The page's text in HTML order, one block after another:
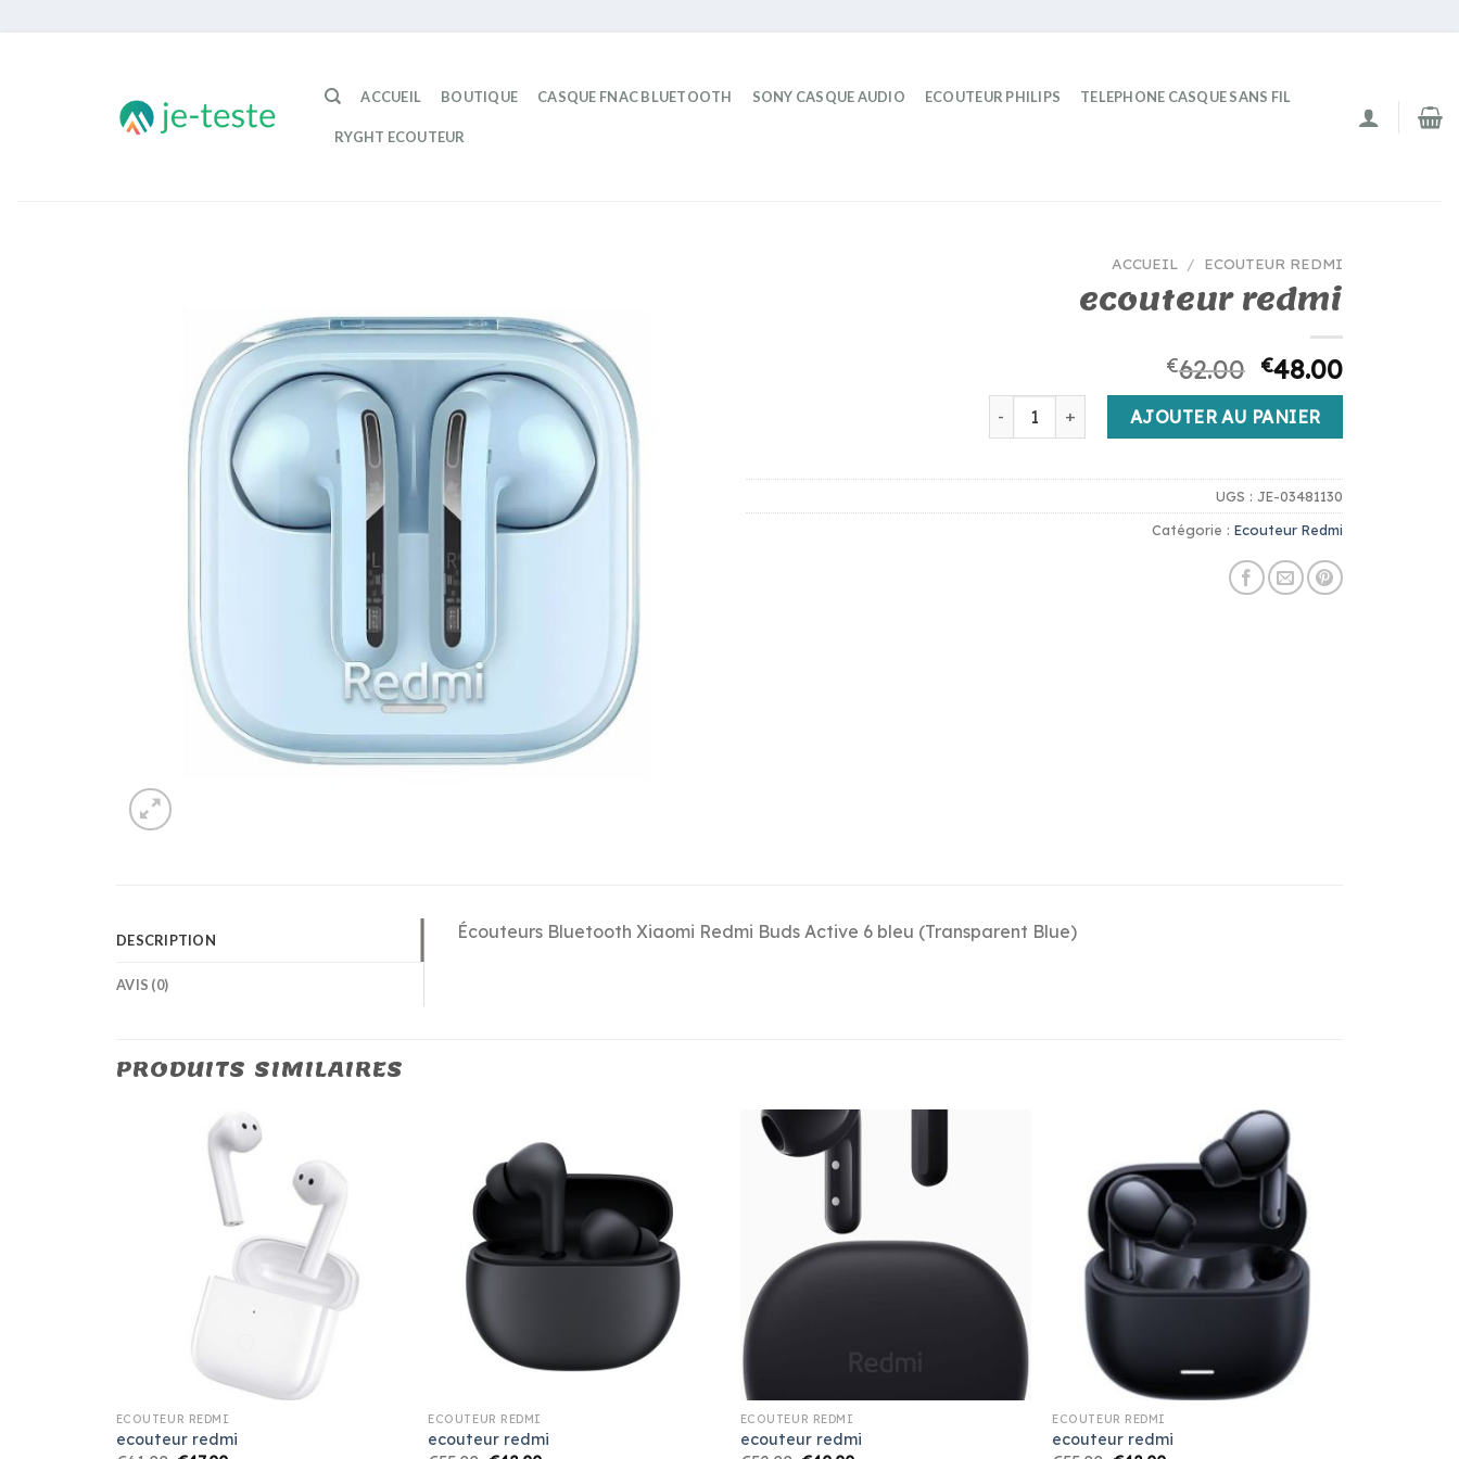
ACCUEIL BOUTIQUE CASQUE FNAC BLUETOOTH SONY CASQUE AUDIO ECOUTEUR PHILIPS TELEPHONE CASQUE SANS FIL
RYGHT ECOUTEUR
ACCUEIL / ECOUTEUR REDMI
ecouteur redmi
€62.00 €48.00
quantité de ecouteur redmiAJOUTER AU PANIER
UGS : JE-03481130
Catégorie : Ecouteur Redmi
DESCRIPTION
AVIS (0)
Écouteurs Bluetooth Xiaomi Redmi Buds Active 6 bleu (Transparent Blue)
PRODUITS SIMILAIRES
ECOUTEUR REDMI
ecouteur redmi
ECOUTEUR REDMI
ecouteur redmi
ECOUTEUR REDMI
ecouteur redmi
ECOUTEUR REDMI
ecouteur redmi